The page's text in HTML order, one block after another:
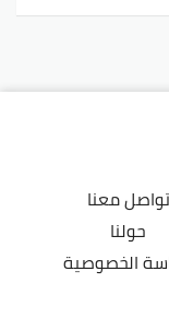
تواصل معنا
حولنا
الخصوصية